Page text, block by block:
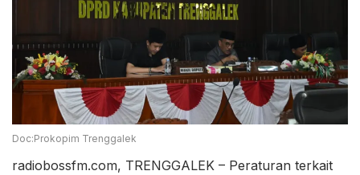
Doc:Prokopim Trenggalek
radiobossfm.com, TRENGGALEK – Peraturan terkait